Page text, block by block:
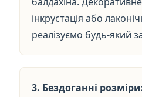
інкрустація або
реалізуємо будь-який
3. Бездоганні